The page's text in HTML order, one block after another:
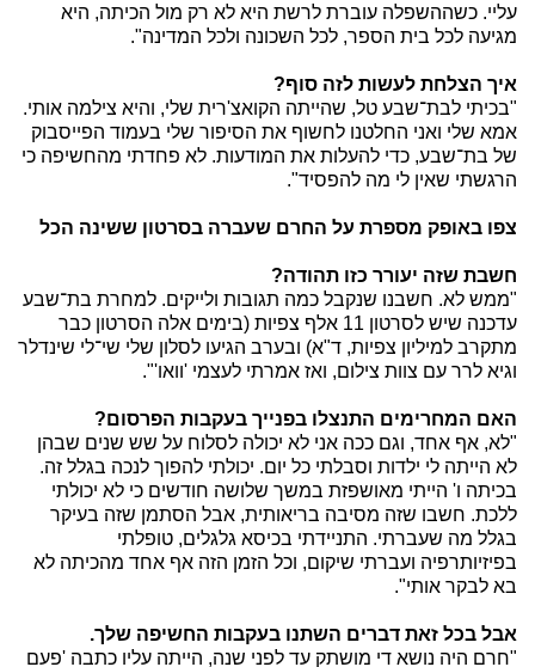
עליי. כשההשפלה עוברת לרשת היא לא רק מול הכיתה, היא
מגיעה לכל בית הספר, לכל השכונה ולכל המדינה".
איך הצלחת לעשות לזה סוף?
"בכיתי לבת־שבע טל, שהייתה הקואצ'רית שלי, והיא צילמה אותי.
אמא שלי ואני החלטנו לחשוף את הסיפור שלי בעמוד הפייסבוק
של בת־שבע, כדי להעלות את המודעות. לא פחדתי מהחשיפה כי
הרגשתי שאין לי מה להפסיד".
צפו באופק מספרת על החרם שעברה בסרטון ששינה הכל
חשבת שזה יעורר כזו תהודה?
"ממש לא. חשבנו שנקבל כמה תגובות ולייקים. למחרת בת־שבע
עדכנה שיש לסרטון 11 אלף צפיות (בימים אלה הסרטון כבר
מתקרב למיליון צפיות, ד"א) ובערב הגיעו לסלון שלי שי־לי שינדלר
וגיא לרר עם צוות צילום, ואז אמרתי לעצמי 'וואו'".
האם המחרימים התנצלו בפנייך בעקבות הפרסום?
"לא, אף אחד, וגם ככה אני לא יכולה לסלוח על שש שנים שבהן
לא הייתה לי ילדות וסבלתי כל יום. יכולתי להפוך לנכה בגלל זה.
בכיתה ו' הייתי מאושפזת במשך שלושה חודשים כי לא יכולתי
ללכת. חשבו שזה מסיבה בריאותית, אבל הסתמן שזה בעיקר
בגלל מה שעברתי. התניידתי בכיסא גלגלים, טופלתי
בפיזיותרפיה ועברתי שיקום, וכל הזמן הזה אף אחד מהכיתה לא
בא לבקר אותי".
אבל בכל זאת דברים השתנו בעקבות החשיפה שלך.
"חרם היה נושא די מושתק עד לפני שנה, הייתה עליו כתבה 'פעם